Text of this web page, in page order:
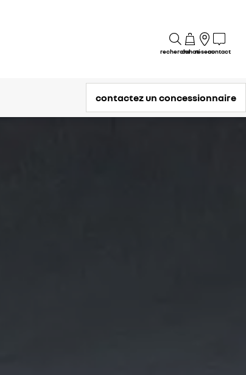
rechercheachatréseaucontact
contactez un concessionnaire